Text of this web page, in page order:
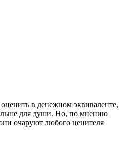
в денежном эквиваленте,
для души. Но, по мнению
очаруют любого ценителя